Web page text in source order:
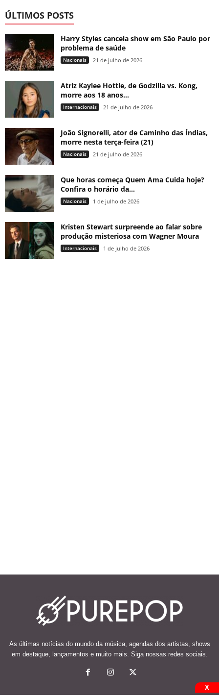
ÚLTIMOS POSTS
Harry Styles cancela show em São Paulo por
problema de saúde
Nacionais 21 de julho de 2026
Atriz Kaylee Hottle, de Godzilla vs. Kong,
morre aos 18 anos...
Internacionais 21 de julho de 2026
João Signorelli, ator de Caminho das Índias,
morre nesta terça-feira (21)
Nacionais 21 de julho de 2026
Que horas começa Quem Ama Cuida hoje?
Confira o horário da...
Nacionais 1 de julho de 2026
Kristen Stewart surpreende ao falar sobre
produção misteriosa com Wagner Moura
Internacionais 1 de julho de 2026
As últimas notícias do mundo da música, agendas dos artistas, shows
em destaque, lançamentos e muito mais. Siga nossas redes sociais.
X